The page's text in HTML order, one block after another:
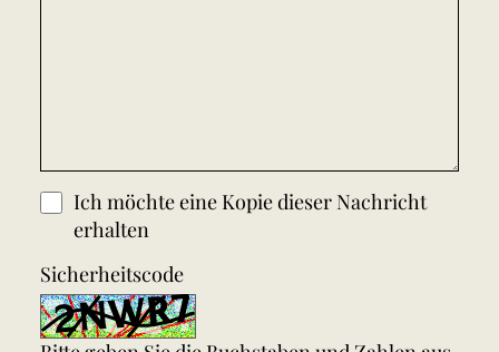
Ich möchte eine Kopie dieser Nachricht
erhalten
Sicherheitscode